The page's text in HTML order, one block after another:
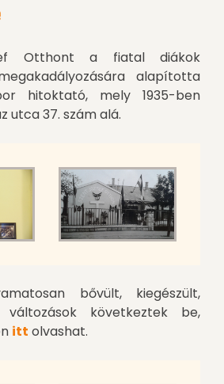
Otthont a fiatal diákok
alapította
hitoktató, mely 1935-ben
utca 37. szám alá.
bővült, kiegészült,
változások következtek be,
itt olvashat.